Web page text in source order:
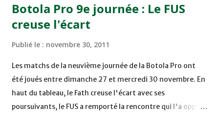
Mardi 06/12/2011 15H00 WAF - OCS au COMPLEXE SPORTIF
DE FES - FES WAC - MAS Reporté pour cause de finale de la
Botola Pro 9e journée : Le FUS
creuse l'écart
Publié le : novembre 30, 2011
Les matchs de la neuvième journée de la Botola Pro ont
été joués entre dimanche 27 et mercredi 30 novembre. En
haut du tableau, le Fath creuse l'écart avec ses
poursuivants, le FUS a remporté la rencontre qui l'a opposé